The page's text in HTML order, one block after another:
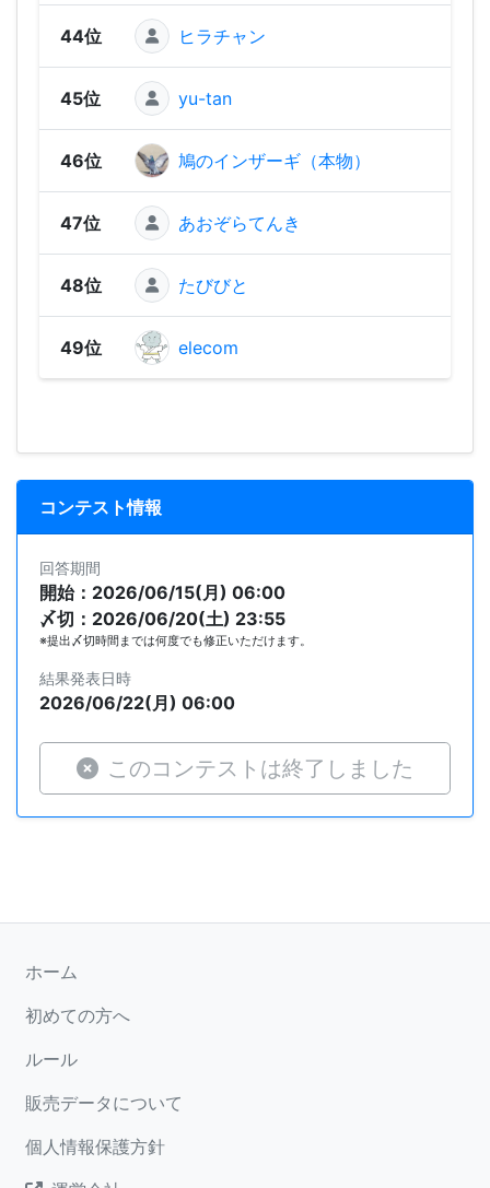
44位 ヒラチャン
45位 yu-tan
46位 鳩のインザーギ（本物）
47位 あおぞらてんき
48位 たびびと
49位 elecom
コンテスト情報
回答期間
開始：2026/06/15(月) 06:00
〆切：2026/06/20(土) 23:55
※提出〆切時間までは何度でも修正いただけます。
結果発表日時
2026/06/22(月) 06:00
このコンテストは終了しました
ホーム
初めての方へ
ルール
販売データについて
個人情報保護方針